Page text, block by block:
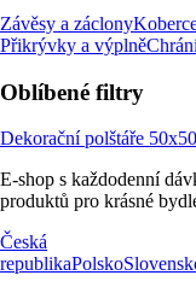
Závěsy a záclony
Přikrývky a výplně
Oblíbené filtry
Dekorační polštáře 50x50
E-shop s každodenní
produktů pro krásné
Česká
republikaPolsko